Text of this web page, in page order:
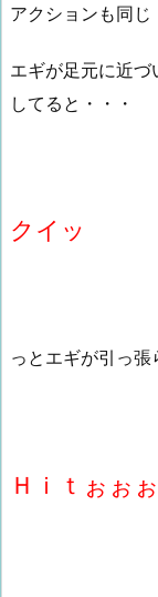
アクションも同じ
エギが足元に近づ
してると・・・
クイッ
っとエギが引っ張
Ｈｉｔぉぉ